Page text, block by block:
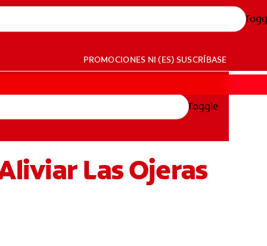
PROMOCIONES NI (ES) SUSCRÍBASE
Toggle
Las Ojeras